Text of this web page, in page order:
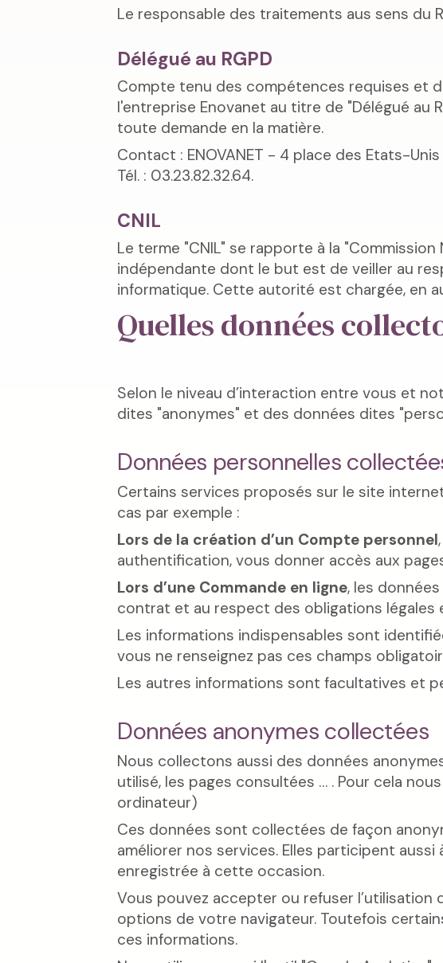
Le responsable des traitements aus sens du
Délégué au RGPD
Compte tenu des compétences requises et
l'entreprise Enovanet au titre de "Délégué au
toute demande en la matière.
Contact : ENOVANET - 4 place des Etats-Unis
Tél. : 03.23.82.32.64.
CNIL
Le terme "CNIL" se rapporte à la
indépendante dont le but est de veiller au
informatique. Cette autorité est chargée, en
Quelles données
Selon le niveau d’interaction entre vous et
dites "anonymes" et des données dites
Données personnelles
Certains services proposés sur le site
cas par exemple :
Lors de la création d’un Compte personnel
authentification, vous donner accès aux
Lors d’une Commande en ligne, les
contrat et au respect des obligations légales
Les informations indispensables sont
vous ne renseignez pas ces champs
Les autres informations sont facultatives et
Données anonymes collectées
Nous collectons aussi des données
utilisé, les pages consultées … . Pour cela
ordinateur)
Ces données sont collectées de façon
améliorer nos services. Elles participent
enregistrée à cette occasion.
Vous pouvez accepter ou refuser
options de votre navigateur. Toutefois
ces informations.